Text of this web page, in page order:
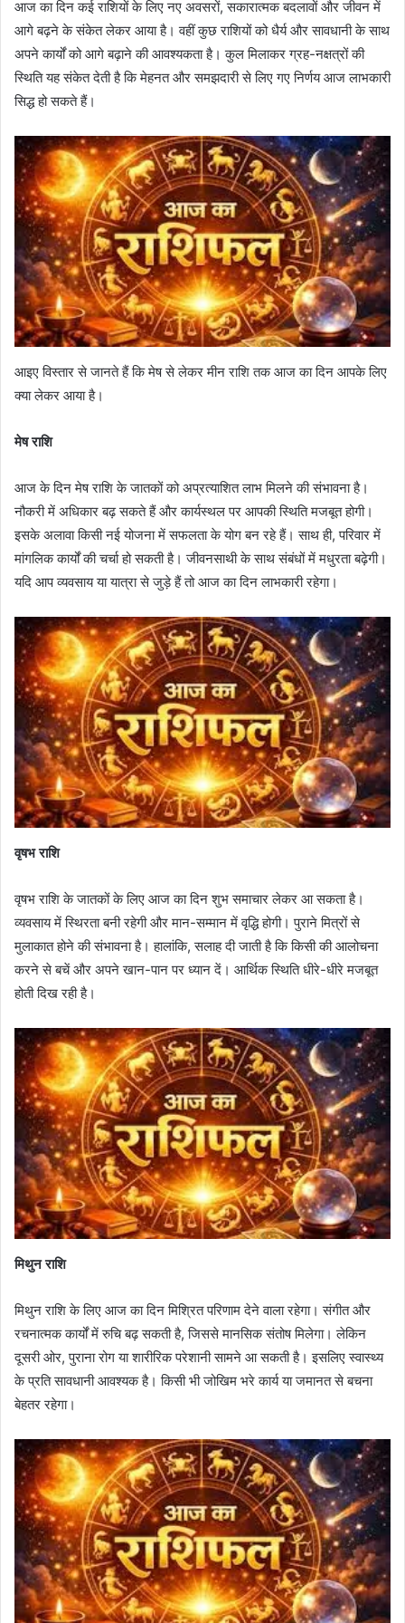
आज का दिन कई राशियों के लिए नए अवसरों, सकारात्मक बदलावों और जीवन में
आगे बढ़ने के संकेत लेकर आया है। वहीं कुछ राशियों को धैर्य और सावधानी के साथ
अपने कार्यों को आगे बढ़ाने की आवश्यकता है। कुल मिलाकर ग्रह-नक्षत्रों की
स्थिति यह संकेत देती है कि मेहनत और समझदारी से लिए गए निर्णय आज लाभकारी
सिद्ध हो सकते हैं।
आइए विस्तार से जानते हैं कि मेष से लेकर मीन राशि तक आज का दिन आपके लिए
क्या लेकर आया है।
मेष राशि
आज के दिन मेष राशि के जातकों को अप्रत्याशित लाभ मिलने की संभावना है।
नौकरी में अधिकार बढ़ सकते हैं और कार्यस्थल पर आपकी स्थिति मजबूत होगी।
इसके अलावा किसी नई योजना में सफलता के योग बन रहे हैं। साथ ही, परिवार में
मांगलिक कार्यों की चर्चा हो सकती है। जीवनसाथी के साथ संबंधों में मधुरता बढ़ेगी।
यदि आप व्यवसाय या यात्रा से जुड़े हैं तो आज का दिन लाभकारी रहेगा।
वृषभ राशि
वृषभ राशि के जातकों के लिए आज का दिन शुभ समाचार लेकर आ सकता है।
व्यवसाय में स्थिरता बनी रहेगी और मान-सम्मान में वृद्धि होगी। पुराने मित्रों से
मुलाकात होने की संभावना है। हालांकि, सलाह दी जाती है कि किसी की आलोचना
करने से बचें और अपने खान-पान पर ध्यान दें। आर्थिक स्थिति धीरे-धीरे मजबूत
होती दिख रही है।
मिथुन राशि
मिथुन राशि के लिए आज का दिन मिश्रित परिणाम देने वाला रहेगा। संगीत और
रचनात्मक कार्यों में रुचि बढ़ सकती है, जिससे मानसिक संतोष मिलेगा। लेकिन
दूसरी ओर, पुराना रोग या शारीरिक परेशानी सामने आ सकती है। इसलिए स्वास्थ्य
के प्रति सावधानी आवश्यक है। किसी भी जोखिम भरे कार्य या जमानत से बचना
बेहतर रहेगा।